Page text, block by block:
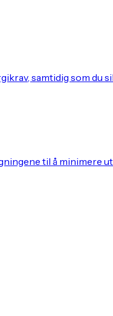
samtidig som du
til å minimere